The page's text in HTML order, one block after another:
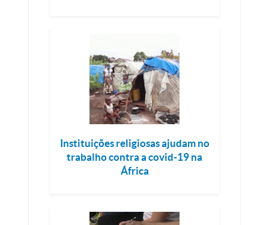
Instituições religiosas ajudam no
trabalho contra a covid-19 na
África